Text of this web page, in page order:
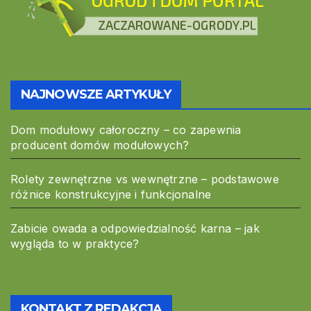
NAJNOWSZE ARTYKUŁY
Dom modułowy całoroczny – co zapewnia
producent domów modułowych?
Rolety zewnętrzne vs wewnętrzne – podstawowe
różnice konstrukcyjne i funkcjonalne
Zabicie owada a odpowiedzialność karna – jak
wygląda to w praktyce?